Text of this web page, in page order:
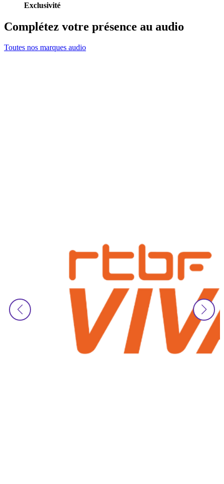
Exclusivité
Complétez votre présence au audio
Toutes nos marques audio